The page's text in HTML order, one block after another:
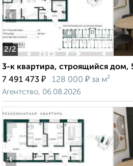
2/2
‹
3-к квартира, строящийся дом,
7 491 473 ₽ 128 000 ₽ за м²
Агентство, 06.08.2026
‹